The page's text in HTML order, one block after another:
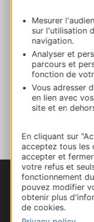
Mesurer
sur l'utilisation
navigation.
Analyser et
parcours et
fonction de
Vous adresser
en lien avec
site et en
En cliquant sur
acceptez tous les
accepter et
votre refus et
fonctionnement
pouvez modifier
obtenir plus
de cookies.
Route &
+33 6 12 55
E-mail